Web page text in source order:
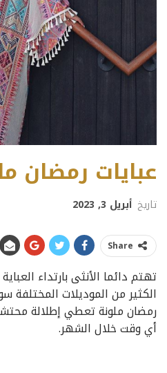
عبايات رمضان
تاريخ أبريل 3, 2023
Share
تهتم دائما الأنثى بارتداء
الكثير من الموديلات
رمضان ملونة تعطي إطلالة
أي وقت خلال الشهر.